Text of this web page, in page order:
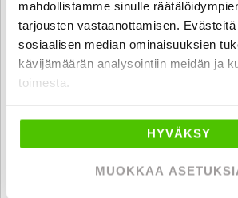
mahdollistamme sinulle
tarjousten vastaanottamisen.
sosiaalisen median ominaisuuksien
kävijämäärän analysointiin meidän ja
toimesta.
HYVÄKSY
MUOKKAA